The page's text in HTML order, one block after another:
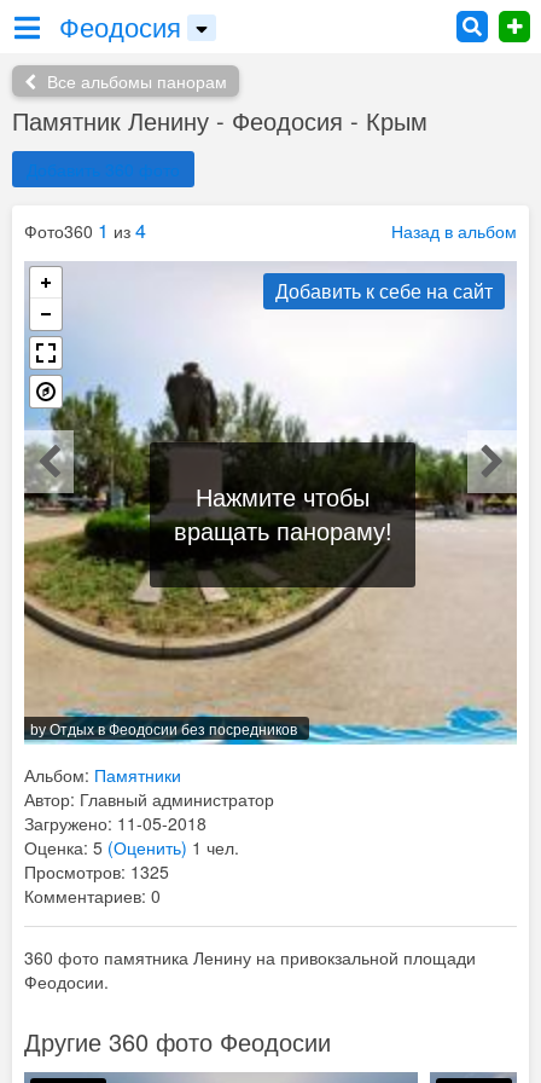
Феодосия
Все альбомы панорам
Памятник Ленину - Феодосия - Крым
Добавить 360 фото
Фото360 1 из 4 Назад в альбом
byОтдых в Феодосии без посредников
Нажмите чтобы
вращать панораму!
Добавить к себе на сайт
Альбом: Памятники
Автор: Главный администратор
Загружено: 11-05-2018
Оценка: 5 (Оценить) 1 чел.
Просмотров: 1325
Комментариев: 0
360 фото памятника Ленину на привокзальной площади
Феодосии.
Другие 360 фото Феодосии